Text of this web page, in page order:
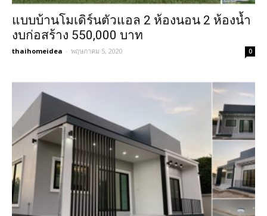
แบบบ้านโมเดิร์นตัวแอล 2 ห้องนอน 2 ห้องน้ำ
งบก่อสร้าง 550,000 บาท
thaihomeidea - พฤษภาคม 5, 2020 0